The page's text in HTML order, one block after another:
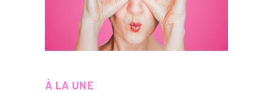
À LA UNE